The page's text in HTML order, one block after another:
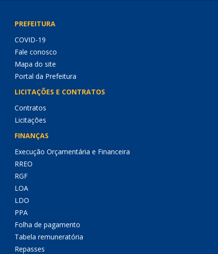
PREFEITURA
COVID-19
Fale conosco
Mapa do site
Portal da Prefeitura
LICITAÇÕES E CONTRATOS
Contratos
Licitações
FINANÇAS
Execução Orçamentária e Financeira
RREO
RGF
LOA
LDO
PPA
Folha de pagamento
Tabela remuneratória
Repasses